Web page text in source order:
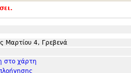
Μαρτίου 4, Γρεβενά
στο χάρτη